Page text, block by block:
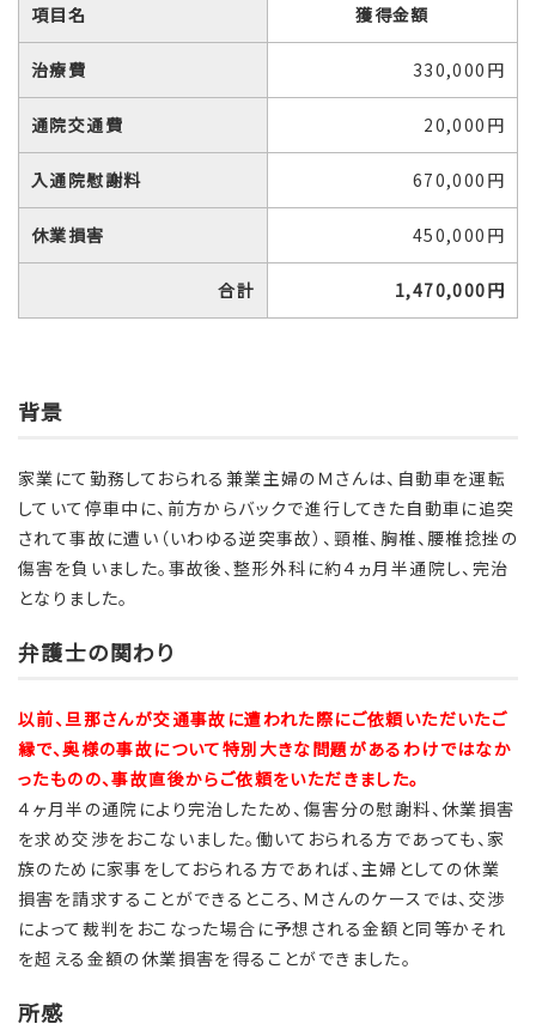
項目名 獲得金額
治療費 330,000円
通院交通費 20,000円
入通院慰謝料 670,000円
休業損害 450,000円
合計 1,470,000円
背景
家業にて勤務しておられる兼業主婦のＭさんは、自動車を運転
していて停車中に、前方からバックで進行してきた自動車に追突
されて事故に遭い（いわゆる逆突事故）、頸椎、胸椎、腰椎捻挫の
傷害を負いました。事故後、整形外科に約４ヵ月半通院し、完治
となりました。
弁護士の関わり
以前、旦那さんが交通事故に遭われた際にご依頼いただいたご
縁で、奥様の事故について特別大きな問題があるわけではなか
ったものの、事故直後からご依頼をいただきました。
４ヶ月半の通院により完治したため、傷害分の慰謝料、休業損害
を求め交渉をおこないました。働いておられる方であっても、家
族のために家事をしておられる方であれば、主婦としての休業
損害を請求することができるところ、Ｍさんのケースでは、交渉
によって裁判をおこなった場合に予想される金額と同等かそれ
を超える金額の休業損害を得ることができました。
所感